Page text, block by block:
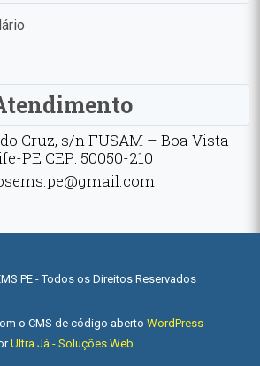
Cruz, s/n FUSAM – Boa Vista
PE CEP: 50050-210
PE - Todos os Direitos Reservados
o CMS de código aberto WordPress
Ultra Já - Soluções Web